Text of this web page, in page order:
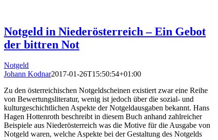
Notgeld in Niederösterreich – Ein Gebot
der bittren Not
Notgeld
Johann Kodnar2017-01-26T15:50:54+01:00
Zu den österreichischen Notgeldscheinen existiert zwar eine Reihe
von Bewertungsliteratur, wenig ist jedoch über die sozial- und
kulturgeschichtlichen Aspekte der Notgeldausgaben bekannt. Hans
Hagen Hottenroth beschreibt in diesem Buch anhand zahlreicher
Beispiele aus Niederösterreich was die Motive für die Ausgabe von
Notgeld waren, welche Aspekte bei der Gestaltung des Notgelds